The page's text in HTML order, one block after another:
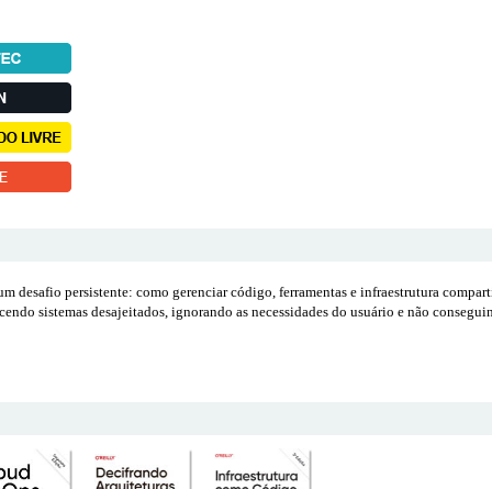
desafio persistente: como gerenciar código, ferramentas e infraestrutura
sistemas desajeitados, ignorando as necessidades do usuário e não